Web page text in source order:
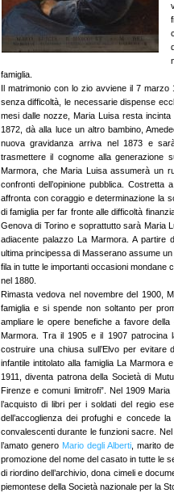
famiglia.
Il matrimonio con lo zio avviene il 7
senza difficoltà, le necessarie dispense
mesi dalle nozze, Maria Luisa resta
1872, dà alla luce un altro bambino,
nuova gravidanza arriva nel 1873 e
trasmettere il cognome alla generazione
Marmora, che Maria Luisa assumerà un
confronti dell’opinione pubblica.
affronta con coraggio e determinazione la
di famiglia per far fronte alle difficoltà
Genova di Torino e soprattutto sarà Maria
adiacente palazzo La Marmora. A partire
ultima principessa di Masserano assume
fila in tutte le importanti occasioni mondane
nel 1880.
Rimasta vedova nel novembre del 1900,
famiglia e si spende non soltanto per
ampliare le opere benefiche a favore
Marmora. Tra il 1905 e il 1907 patrocina
costruire una chiusa sull’Elvo per evitare
infantile intitolato alla famiglia La
1911, diventa patrona della Società di
Firenze e comuni limitrofi”. Nel 1909
l’acquisto di libri per i soldati del regio
dell’accoglienza dei profughi e concede
convalescenti durante le funzioni sacre.
l’amato genero Mario degli Alberti , marito
promozione del nome del casato in tutte le
di riordino dell’archivio, dona cimeli e
piemontese della Società nazionale per la